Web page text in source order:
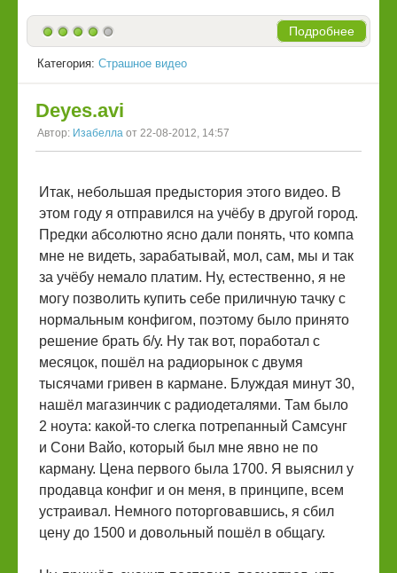
Подробнее
Категория: Страшное видео
Deyes.avi
Автор: Изабелла от 22-08-2012, 14:57
Итак, небольшая предыстория этого видео. В
этом году я отправился на учёбу в другой город.
Предки абсолютно ясно дали понять, что компа
мне не видеть, зарабатывай, мол, сам, мы и так
за учёбу немало платим. Ну, естественно, я не
могу позволить купить себе приличную тачку с
нормальным конфигом, поэтому было принято
решение брать б/у. Ну так вот, поработал с
месяцок, пошёл на радиорынок с двумя
тысячами гривен в кармане. Блуждая минут 30,
нашёл магазинчик с радиодеталями. Там было
2 ноута: какой-то слегка потрепанный Самсунг
и Сони Вайо, который был мне явно не по
карману. Цена первого была 1700. Я выяснил у
продавца конфиг и он меня, в принципе, всем
устраивал. Немного поторговавшись, я сбил
цену до 1500 и довольный пошёл в общагу.